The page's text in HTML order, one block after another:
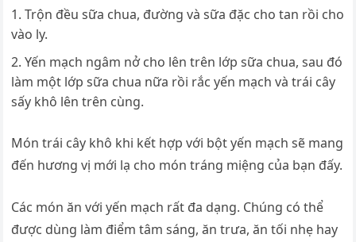
Trộn đều sữa chua, đường và sữa đặc cho tan rồi cho
vào ly.
Yến mạch ngâm nở cho lên trên lớp sữa chua, sau đó
làm một lớp sữa chua nữa rồi rắc yến mạch và trái cây
sấy khô lên trên cùng.
Món trái cây khô khi kết hợp với bột yến mạch sẽ mang
đến hương vị mới lạ cho món tráng miệng của bạn đấy.
Các món ăn với yến mạch rất đa dạng. Chúng có thể
được dùng làm điểm tâm sáng, ăn trưa, ăn tối nhẹ hay